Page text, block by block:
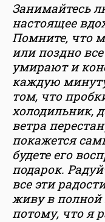
Занимайтесь
настоящее
Помните, что
или поздно
умирают и
каждую
том, что
холодильник,
ветра
покажется
будете его
подарок.
все эти
живу в
потому, что я